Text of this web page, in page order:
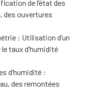
de l’état des
des ouvertures
: Utilisation d’un
taux d’humidité
d’humidité :
des remontées